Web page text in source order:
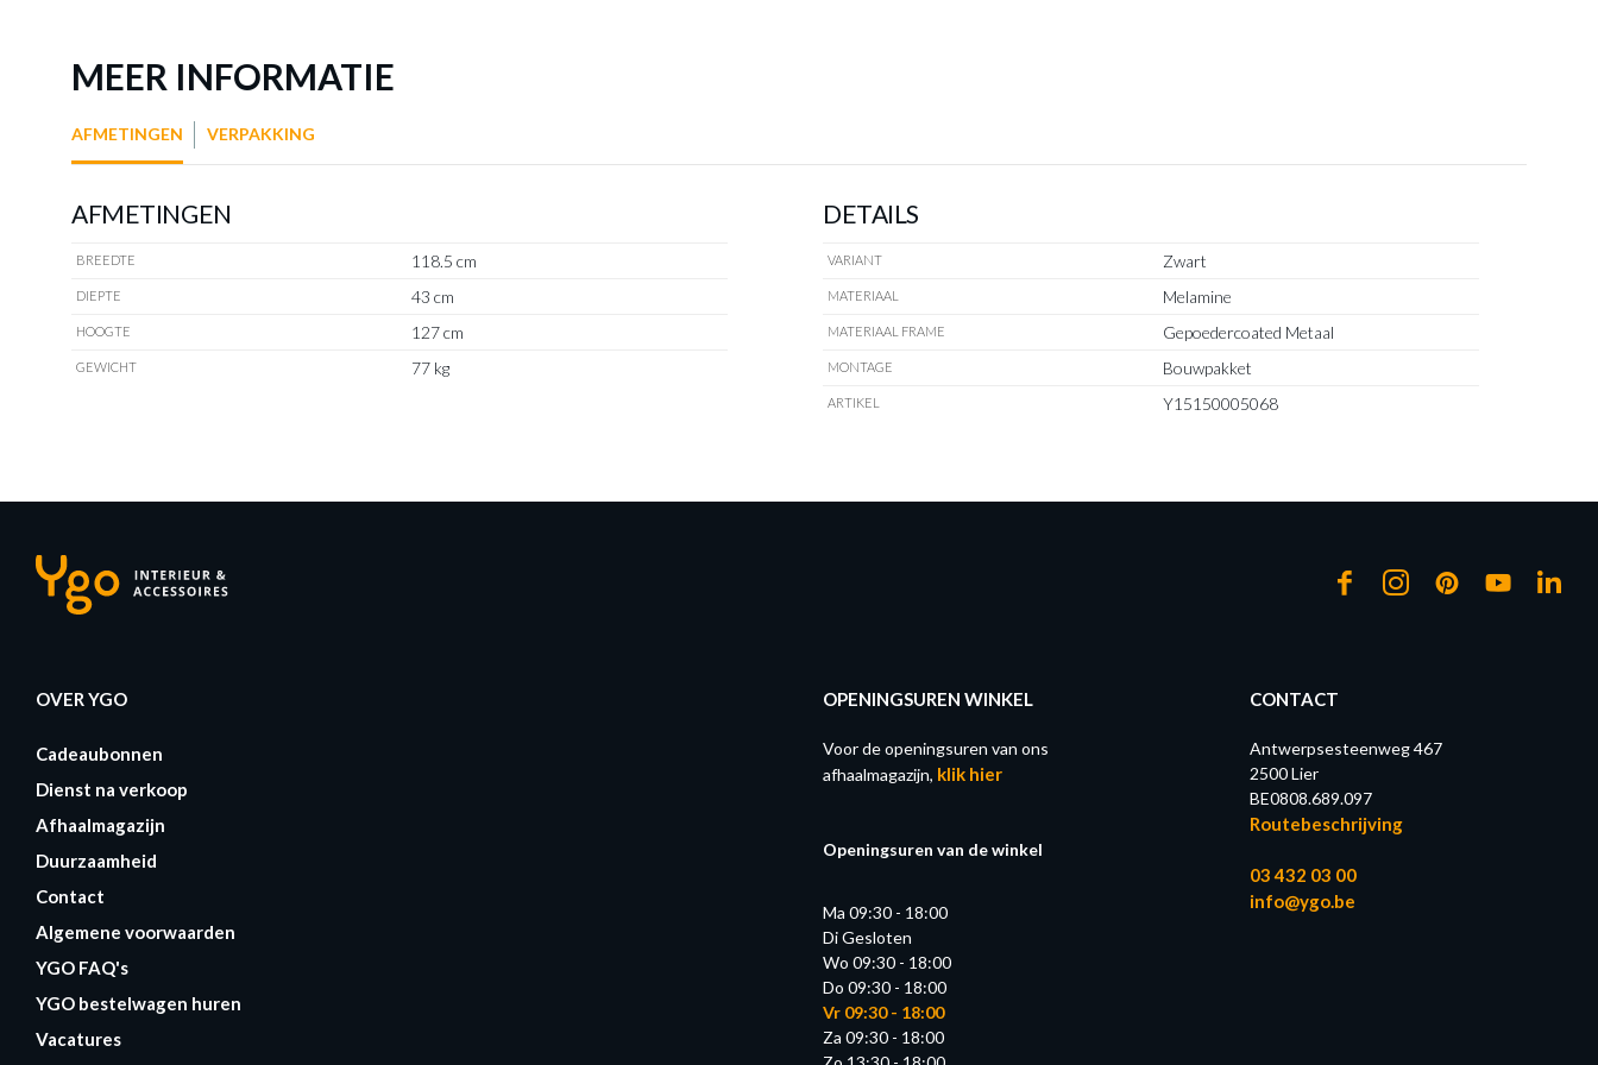
MEER INFORMATIE
AFMETINGEN VERPAKKING
AFMETINGEN
BREEDTE 118.5 cm
DIEPTE 43 cm
HOOGTE 127 cm
GEWICHT 77 kg
DETAILS
VARIANT Zwart
MATERIAAL Melamine
MATERIAAL FRAME Gepoedercoated Metaal
MONTAGE Bouwpakket
ARTIKEL Y15150005068
OVER YGO
Cadeaubonnen
Dienst na verkoop
Afhaalmagazijn
Duurzaamheid
Contact
Algemene voorwaarden
YGO FAQ's
YGO bestelwagen huren
Vacatures
OPENINGSUREN WINKEL
Voor de openingsuren van ons
afhaalmagazijn, klik hier
Openingsuren van de winkel
Ma 09:30 - 18:00
Di Gesloten
Wo 09:30 - 18:00
Do 09:30 - 18:00
Vr 09:30 - 18:00
Za 09:30 - 18:00
CONTACT
Antwerpsesteenweg 467
2500 Lier
BE0808.689.097
Routebeschrijving
03 432 03 00
info@ygo.be